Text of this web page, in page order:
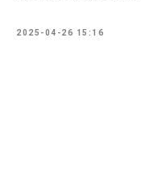
2025-04-26 15:16